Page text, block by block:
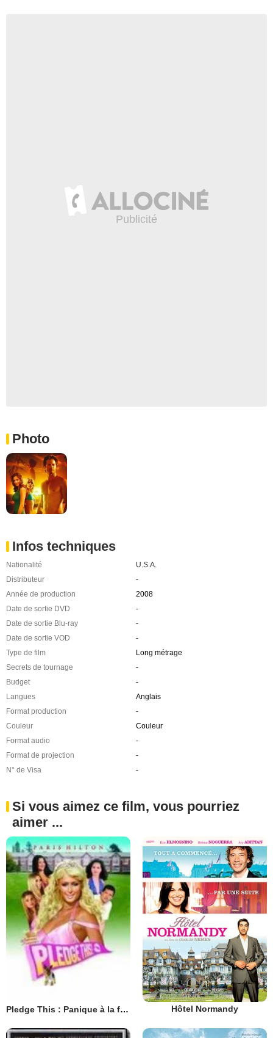
Photo
Infos techniques
Nationalité
U.S.A.
Distributeur
-
Année de production
2008
Date de sortie DVD
-
Date de sortie Blu-ray
-
Date de sortie VOD
-
Type de film
Long métrage
Secrets de tournage
-
Budget
-
Langues
Anglais
Format production
-
Couleur
Couleur
Format audio
-
Format de projection
-
N° de Visa
-
Si vous aimez ce film, vous pourriez
aimer ...
Pledge This : Panique à la fac ! Hôtel Normandy